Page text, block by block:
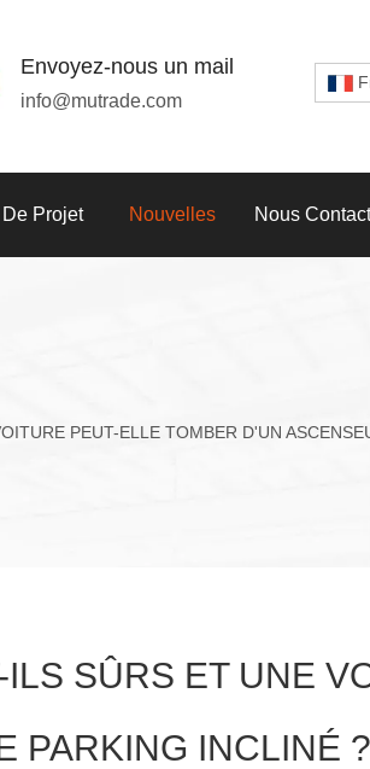
Envoyez-nous un mail
info@mutrade.com
Projet Nouvelles Nous
PEUT-ELLE TOMBER D'UN
SÛRS ET UNE
PARKING INCLINÉ ?